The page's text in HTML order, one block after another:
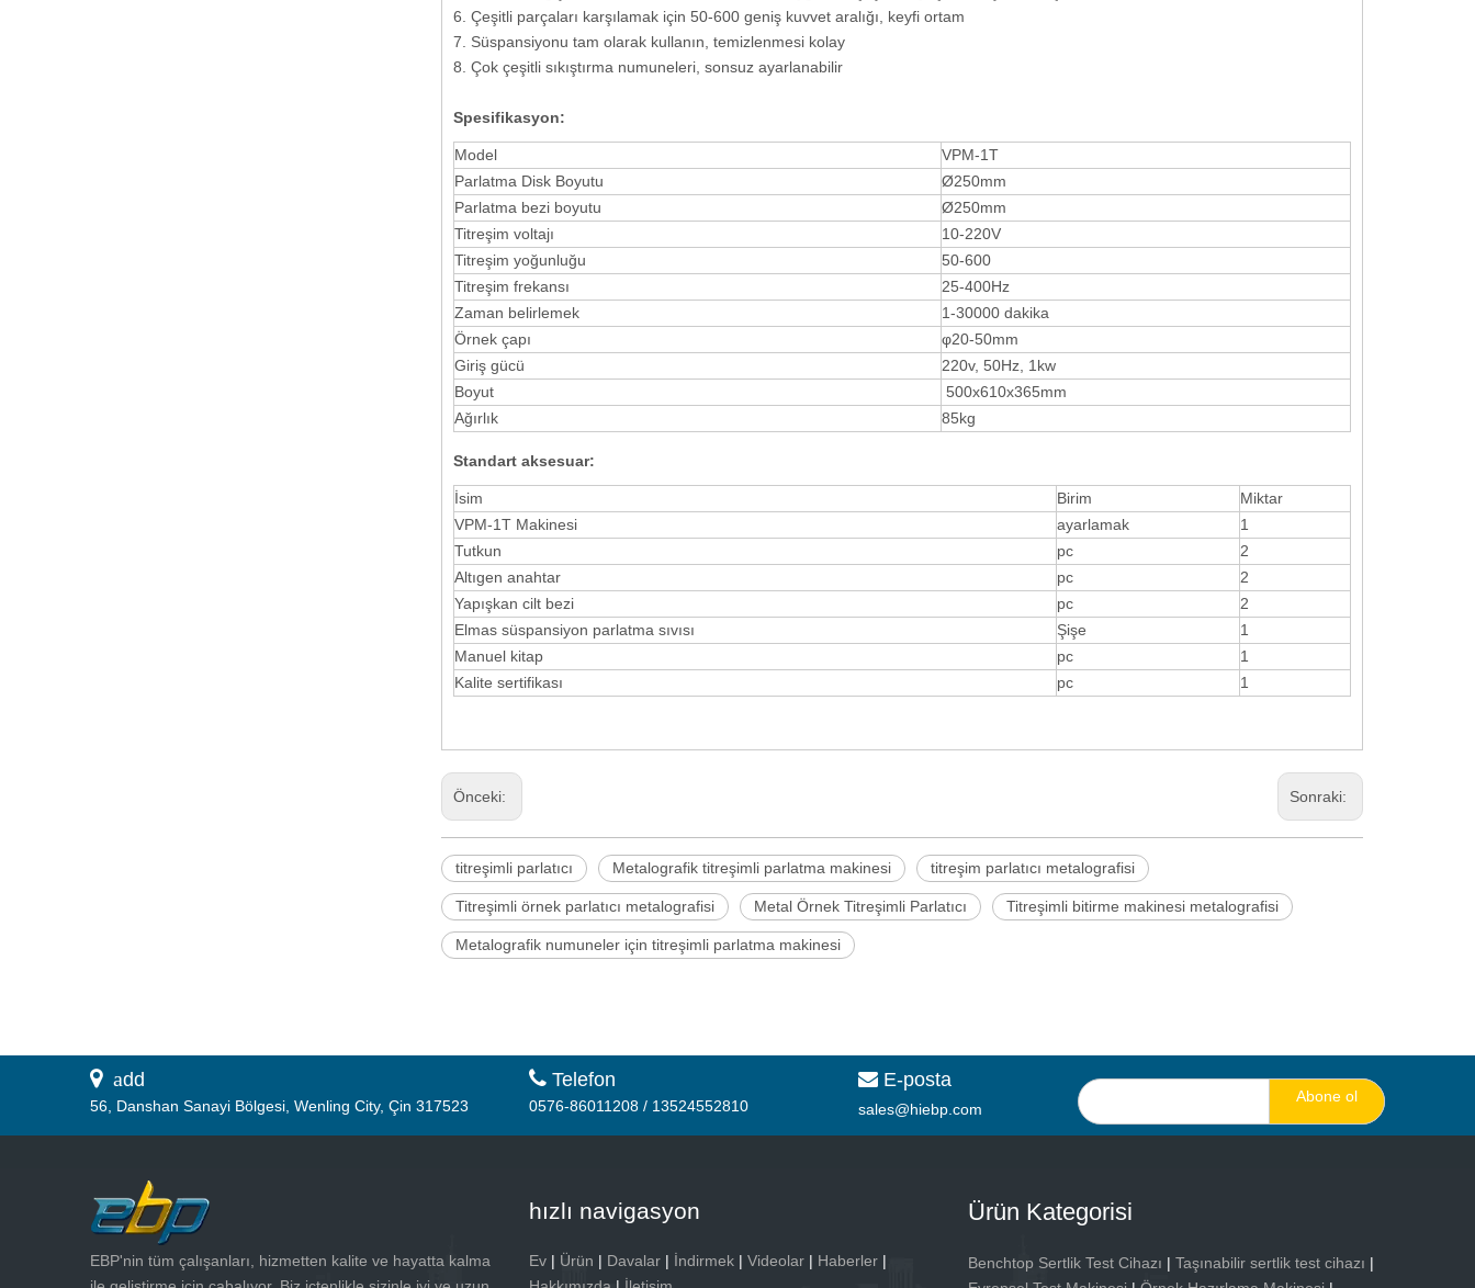
6. Çeşitli parçaları karşılamak için 50-600 geniş kuvvet aralığı, keyfi ortam
7. Süspansiyonu tam olarak kullanın, temizlenmesi kolay
8. Çok çeşitli sıkıştırma numuneleri, sonsuz ayarlanabilir
Spesifikasyon:
Model
VPM-1T
Parlatma Disk Boyutu
Ø250mm
Parlatma bezi boyutu
Ø250mm
Titreşim voltajı
10-220V
Titreşim yoğunluğu
50-600
Titreşim frekansı
25-400Hz
Zaman belirlemek
1-30000 dakika
Örnek çapı
φ20-50mm
Giriş gücü
220v, 50Hz, 1kw
Boyut
500x610x365mm
Ağırlık
85kg
Standart aksesuar:
İsim Birim
Miktar
VPM-1T Makinesi
ayarlamak
1
Tutkun
pc
2
Altıgen anahtar
pc
2
Yapışkan cilt bezi
pc
2
Elmas süspansiyon parlatma sıvısı
Şişe
1
Manuel kitap
pc
1
Kalite sertifikası
pc 1
Önceki: Sonraki:
titreşimli parlatıcı Metalografik titreşimli parlatma makinesi titreşim parlatıcı metalografisi
Titreşimli örnek parlatıcı metalografisi Metal Örnek Titreşimli Parlatıcı Titreşimli bitirme makinesi metalografisi
Metalografik numuneler için titreşimli parlatma makinesi
 add
56, Danshan Sanayi Bölgesi, Wenling City, Çin 317523
 Telefon
0576-86011208 / 13524552810
 E-posta
sales@hiebp.com
Abone ol
EBP'nin tüm çalışanları, hizmetten kalite ve hayatta kalma
hızlı navigasyon
Ev | Ürün | Davalar | İndirmek | Videolar | Haberler |
Ürün Kategorisi
Benchtop Sertlik Test Cihazı | Taşınabilir sertlik test cihazı |